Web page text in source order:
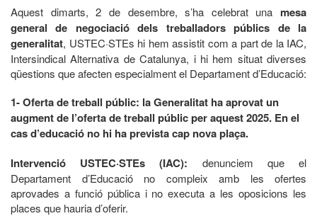
Aquest dimarts, 2 de desembre, s’ha celebrat una mesa
general de negociació dels treballadors públics de la
generalitat, USTEC·STEs hi hem assistit com a part de la IAC,
Intersindical Alternativa de Catalunya, i hi hem situat diverses
qüestions que afecten especialment el Departament d’Educació:
1- Oferta de treball públic: la Generalitat ha aprovat un
augment de l’oferta de treball públic per aquest 2025. En el
cas d’educació no hi ha prevista cap nova plaça.
Intervenció USTEC·STEs (IAC): denunciem que el
Departament d’Educació no compleix amb les ofertes
aprovades a funció pública i no executa a les oposicions les
places que hauria d’oferir.